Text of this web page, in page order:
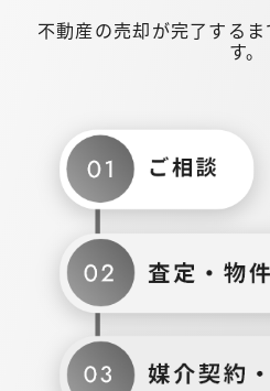
不動産の売却が完了する
す。